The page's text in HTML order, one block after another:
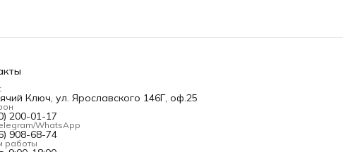
Ключ, ул. Ярославского 146Г, оф.25
200-01-17
WhatsApp
908-68-74
работы